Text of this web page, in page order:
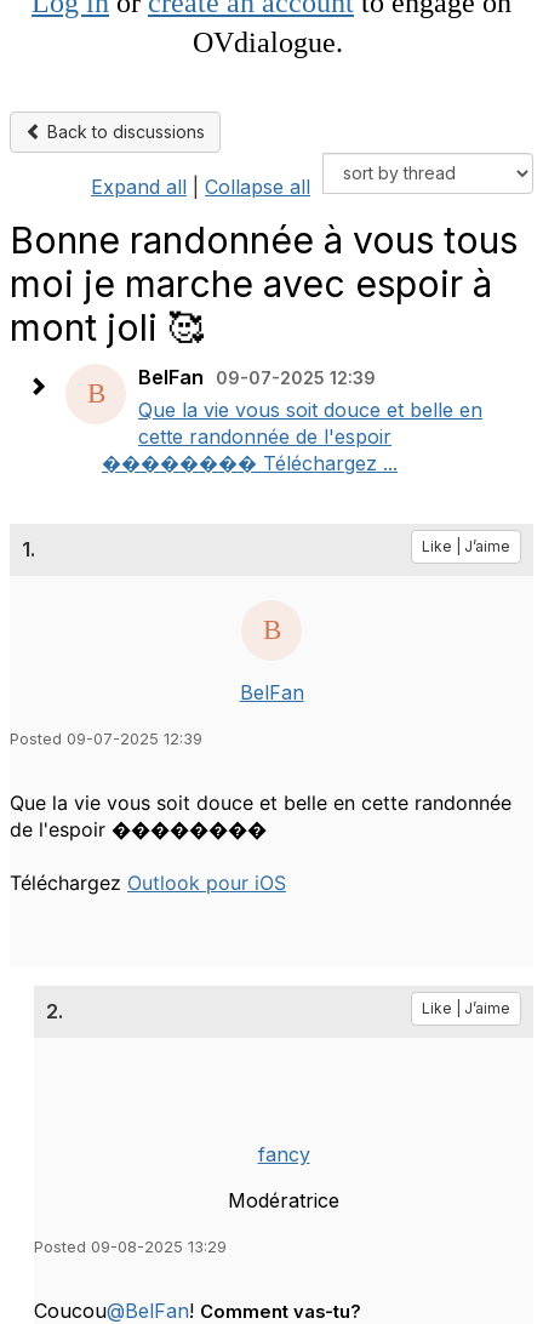
OVdialogue.
Back to discussions
Expand all Collapse all
Bonne randonnée à vous tous
moi je marche avec espoir à
mont joli 🥰
BelFan 09-07-2025 12:39
Que la vie vous soit douce et belle en
cette randonnée de l'espoir
�������� Téléchargez ...
1. Like | J’aime
BelFan
Posted 09-07-2025 12:39
Que la vie vous soit douce et belle en cette randonnée
de l'espoir ��������
Téléchargez Outlook pour iOS
2. Like | J’aime
fancy
Modératrice
Posted 09-08-2025 13:29
Coucou@BelFan! Comment vas-tu?